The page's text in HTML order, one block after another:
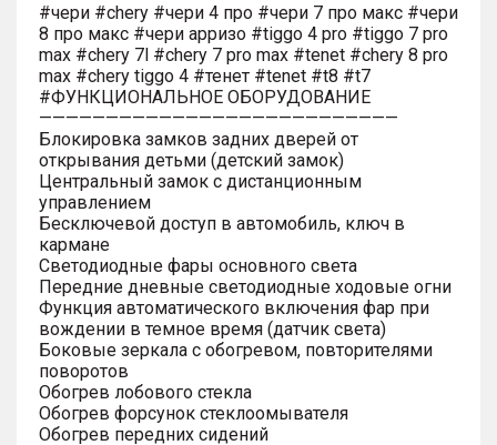
#чери #chery #чери 4 про #чери 7 про макс #чери
8 про макс #чери арризо #tiggo 4 pro #tiggo 7 pro
max #chery 7l #chery 7 pro max #tenet #chery 8 pro
max #chery tiggo 4 #тенет #tenet #t8 #t7
#ФУНКЦИОНАЛЬНОЕ ОБОРУДОВАНИЕ
———————————————————————————
Блокировка замков задних дверей от
открывания детьми (детский замок)
Центральный замок с дистанционным
управлением
Бесключевой доступ в автомобиль, ключ в
кармане
Светодиодные фары основного света
Передние дневные светодиодные ходовые огни
Функция автоматического включения фар при
вождении в темное время (датчик света)
Боковые зеркала с обогревом, повторителями
поворотов
Обогрев лобового стекла
Обогрев форсунок стеклоомывателя
Обогрев передних сидений